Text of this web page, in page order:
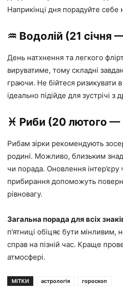
Наприкінці дня порадуйте
♒️ Водолій (21 січня
День натхнення та легкого
вируватиме, тому складні
граючи. Не бійтеся ризикувати
ідеально підійде для зустрічі з
♓️ Риби (20 лютого —
Рибам зірки рекомендують
родині. Можливо, близьким
чи порада. Оновлення інтер’єру
прибирання допоможуть
рівновагу.
Загальна порада для всіх
п’ятниці обіцяє бути
справ на пізній час. Краще
атмосфері.
МІТКИ астрологія гороскоп